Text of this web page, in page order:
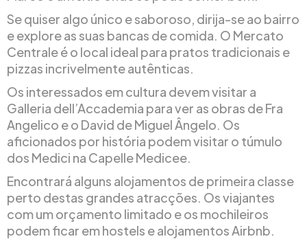
Se quiser algo único e saboroso, dirija-se ao bairro
e explore as suas bancas de comida. O Mercato
Centrale é o local ideal para pratos tradicionais e
pizzas incrivelmente autênticas.
Os interessados em cultura devem visitar a
Galleria dell’Accademia para ver as obras de Fra
Angelico e o David de Miguel Ângelo. Os
aficionados por história podem visitar o túmulo
dos Medici na Capelle Medicee.
Encontrará alguns alojamentos de primeira classe
perto destas grandes atracções. Os viajantes
com um orçamento limitado e os mochileiros
podem ficar em hostels e alojamentos Airbnb.